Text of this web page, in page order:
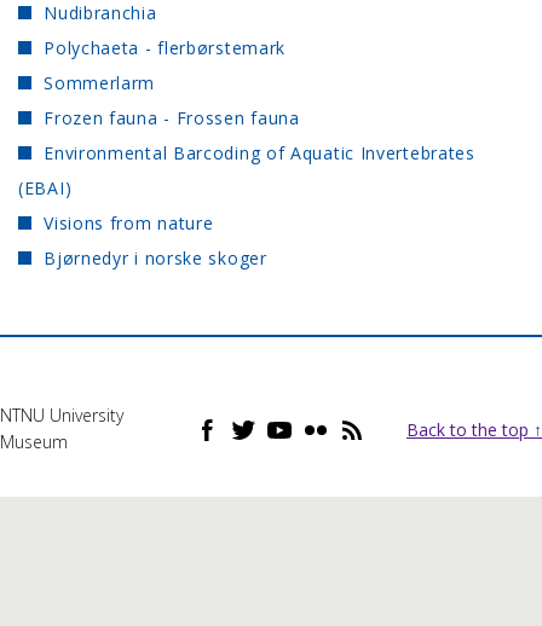
Nudibranchia
Polychaeta - flerbørstemark
Sommerlarm
Frozen fauna - Frossen fauna
Environmental Barcoding of Aquatic Invertebrates
(EBAI)
Visions from nature
Bjørnedyr i norske skoger
NTNU University
Museum
Back to the top ↑